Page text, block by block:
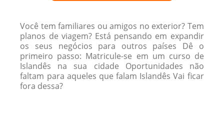
Você tem familiares ou amigos no exterior? Tem
planos de viagem? Está pensando em expandir
os seus negócios para outros países Dê o
primeiro passo: Matricule-se em um curso de
Islandês na sua cidade Oportunidades não
faltam para aqueles que falam Islandês Vai ficar
fora dessa?